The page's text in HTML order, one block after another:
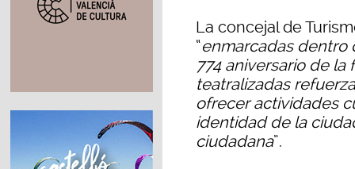
La concejal de
“enmarcadas dentro
774 aniversario de
teatralizadas
ofrecer actividades
identidad de la
ciudadana”.